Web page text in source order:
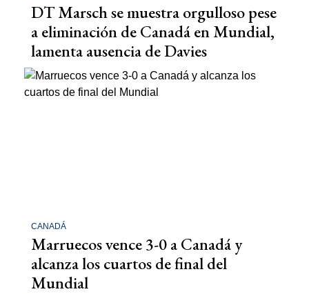
DT Marsch se muestra orgulloso pese
a eliminación de Canadá en Mundial,
lamenta ausencia de Davies
CANADÁ
Marruecos vence 3-0 a Canadá y
alcanza los cuartos de final del
Mundial